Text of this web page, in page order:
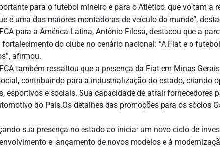
para o futebol mineiro e para o Atlético, que voltam a
é uma das maiores montadoras de veículo do mundo”,
para a América Latina, Antônio Filosa, destacou que a
do clube no cenário nacional: “A Fiat e o
afirmou.
também ressaltou que a presença da Fiat em Minas
contribuindo para a industrialização do estado, criando
esportivos e sociais. Sua capacidade de atrair fornecedores
do País.Os detalhes das promoções para os sócios
sua presença no estado ao iniciar um novo ciclo de
e lançamento de novos modelos e à